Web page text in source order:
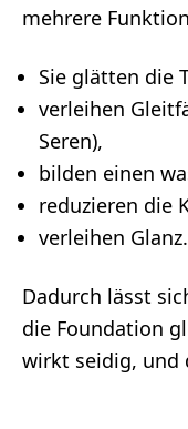
mehrere
Sie glätten die
verleihen
Seren),
bilden einen
reduzieren die
verleihen Glanz.
Dadurch lässt
die Foundation
wirkt seidig, und